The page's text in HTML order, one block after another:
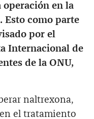
operación en la
Esto como parte
por el
Internacional de
de la ONU,
naltrexona,
el tratamiento